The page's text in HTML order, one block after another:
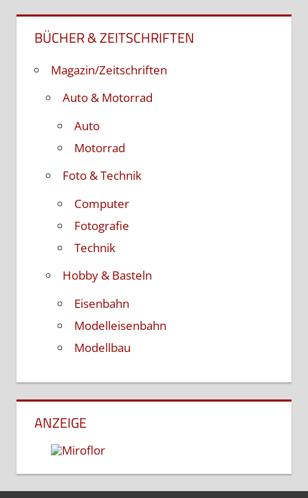
BÜCHER & ZEITSCHRIFTEN
Magazin/Zeitschriften
Auto & Motorrad
Auto
Motorrad
Foto & Technik
Computer
Fotografie
Technik
Hobby & Basteln
Eisenbahn
Modelleisenbahn
Modellbau
ANZEIGE